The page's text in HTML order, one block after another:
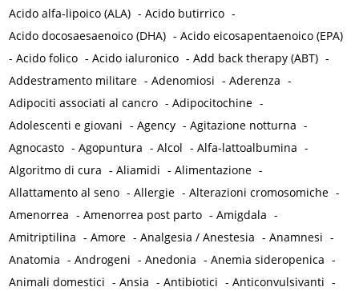
Acido alfa-lipoico (ALA) -Acido butirrico -
Acido docosaesaenoico (DHA) -Acido eicosapentaenoico (EPA)
-Acido folico -Acido ialuronico -Add back therapy (ABT) -
Addestramento militare -Adenomiosi -Aderenza -
Adipociti associati al cancro -Adipocitochine -
Adolescenti e giovani -Agency -Agitazione notturna -
Agnocasto -Agopuntura -Alcol -Alfa-lattoalbumina -
Algoritmo di cura -Aliamidi -Alimentazione -
Allattamento al seno -Allergie -Alterazioni cromosomiche -
Amenorrea -Amenorrea post parto -Amigdala -
Amitriptilina -Amore -Analgesia / Anestesia -Anamnesi -
Anatomia -Androgeni -Anedonia -Anemia sideropenica -
Animali domestici -Ansia -Antibiotici -Anticonvulsivanti -